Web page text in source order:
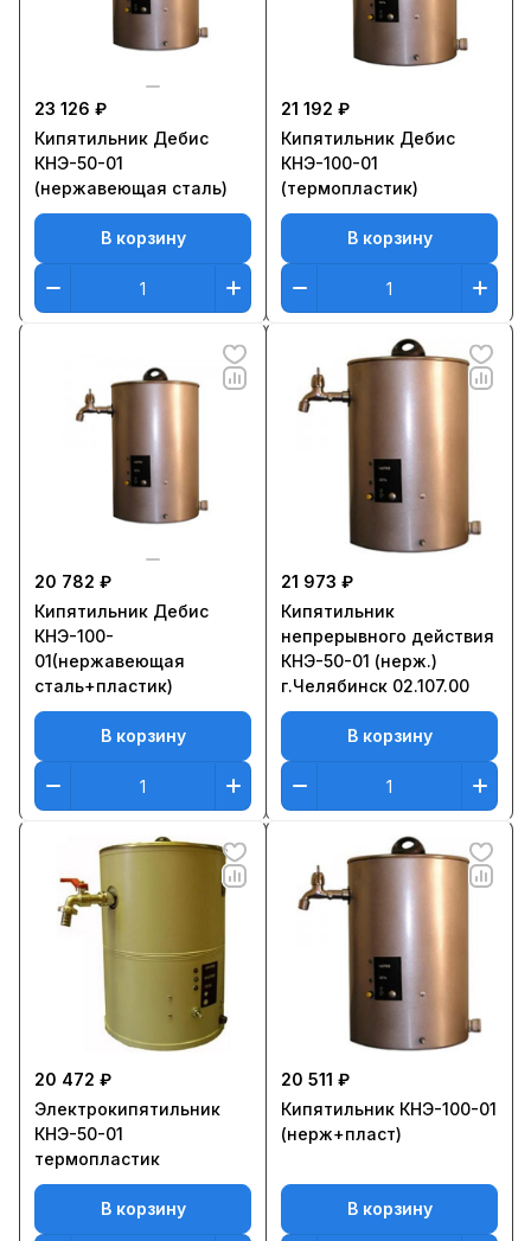
23 126 ₽
Кипятильник Дебис
КНЭ-50-01
(нержавеющая сталь)
В корзину
21 192 ₽
Кипятильник Дебис
КНЭ-100-01
(термопластик)
В корзину
20 782 ₽
Кипятильник Дебис
КНЭ-100-
01(нержавеющая
сталь+пластик)
В корзину
21 973 ₽
Кипятильник
непрерывного действия
КНЭ-50-01 (нерж.)
г.Челябинск 02.107.00
В корзину
20 472 ₽
Электрокипятильник
КНЭ-50-01
термопластик
В корзину
20 511 ₽
Кипятильник КНЭ-100-01
(нерж+пласт)
В корзину